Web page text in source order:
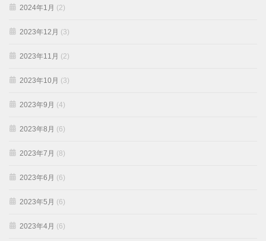
2024年1月 (2)
2023年12月 (3)
2023年11月 (2)
2023年10月 (3)
2023年9月 (4)
2023年8月 (6)
2023年7月 (8)
2023年6月 (6)
2023年5月 (6)
2023年4月 (6)